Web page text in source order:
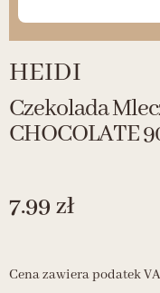
HEIDI
Czekolada
CHOCOLATE
7.99 zł
Cena zawiera podatek